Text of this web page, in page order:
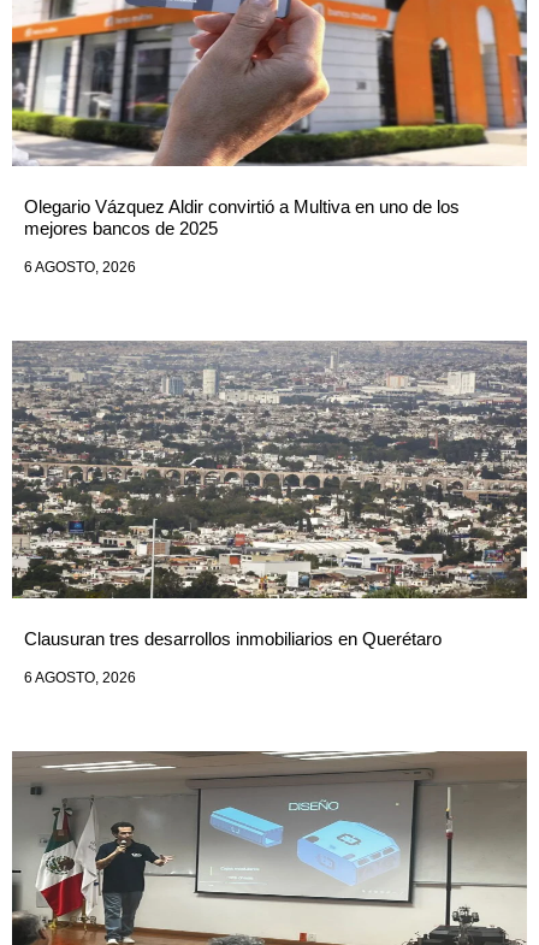
Olegario Vázquez Aldir convirtió a Multiva en uno de los
mejores bancos de 2025
6 AGOSTO, 2026
Clausuran tres desarrollos inmobiliarios en Querétaro
6 AGOSTO, 2026